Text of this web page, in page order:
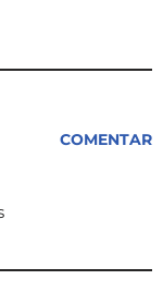
COMENTAR